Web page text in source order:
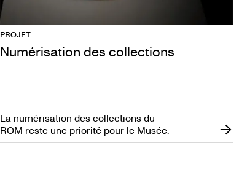
PROJET
Numérisation des collections
La numérisation des collections du
ROM reste une priorité pour le Musée.